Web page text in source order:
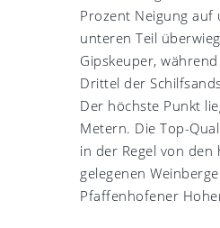
Prozent Neigung auf
unteren Teil
Gipskeuper,
Drittel der
Der höchste Punkt
Metern. Die Top-
in der Regel von den
gelegenen
Pfaffenhofener